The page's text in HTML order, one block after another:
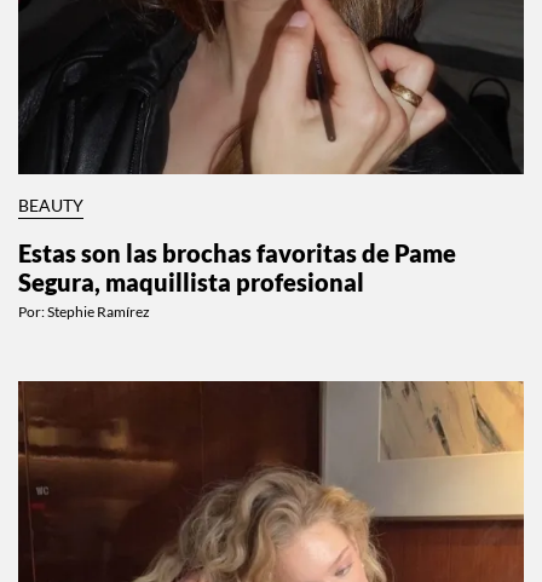
BEAUTY
Estas son las brochas favoritas de Pame
Segura, maquillista profesional
Por:Stephie Ramírez